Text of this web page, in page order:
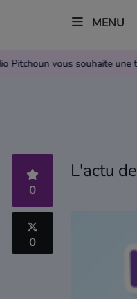
MENU
Radio Pitchoun vous souhaite
Grille des programmes
Replay TV Pitchoun
Où regarder TV Pitchoun
Grille des programmes
L'actu
0
0